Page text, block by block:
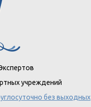
учреждений
без выходных